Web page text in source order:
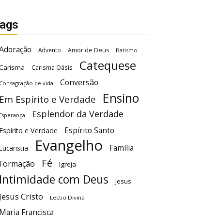
Advento Amor de Deus Batismo
Carisma Oásis Catequese
de vida Conversão
Espírito e Verdade Ensino
Esplendor da Verdade
e Verdade Espírito Santo
Evangelho
Família
Fé Igreja
com Deus Jesus
Cristo Lectio Divina
Francisca